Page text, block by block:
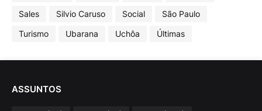
Sales
Silvio Caruso Social
São Paulo
Turismo
Ubarana Uchôa Últimas
ASSUNTOS